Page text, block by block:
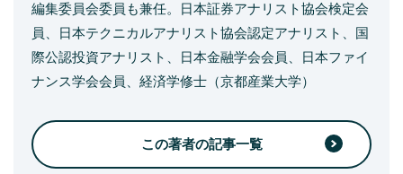
編集委員会委員も兼任。日本証券アナリスト協会検定会
員、日本テクニカルアナリスト協会認定アナリスト、国
際公認投資アナリスト、日本金融学会会員、日本ファイ
ナンス学会会員、経済学修士（京都産業大学）
この著者の記事一覧